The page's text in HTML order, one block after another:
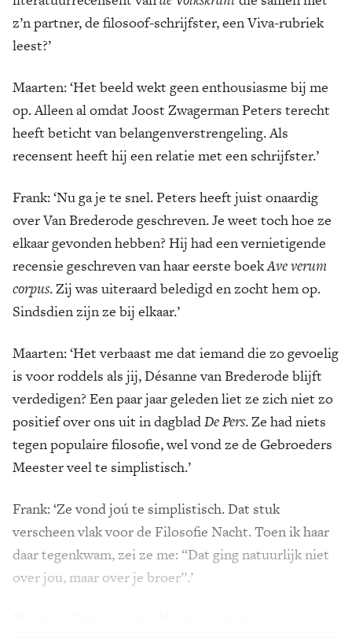
z’n partner, de filosoof-schrijfster, een Viva-rubriek
leest?’
Maarten:‘Het beeld wekt geen enthousiasme bij me
op. Alleen al omdat Joost Zwagerman Peters terecht
heeft beticht van belangenverstrengeling. Als
recensent heeft hij een relatie met een schrijfster.’
Frank:‘Nu ga je te snel. Peters heeft juist onaardig
over Van Brederode geschreven. Je weet toch hoe ze
elkaar gevonden hebben? Hij had een vernietigende
recensie geschreven van haar eerste boekAve verum
corpus. Zij was uiteraard beledigd en zocht hem op.
Sindsdien zijn ze bij elkaar.’
Maarten:‘Het verbaast me dat iemand die zo gevoelig
is voor roddels als jij, Désanne van Brederode blijft
verdedigen? Een paar jaar geleden liet ze zich niet zo
positief over ons uit in dagbladDe Pers. Ze had niets
tegen populaire filosofie, wel vond ze de Gebroeders
Meester veel te simplistisch.’
Frank:‘Ze vond joú te simplistisch. Dat stuk
verscheen vlak voor de Filosofie Nacht. Toen ik haar
daar tegenkwam, zei ze me: “Dat ging natuurlijk niet
over jou, maar over je broer”.’